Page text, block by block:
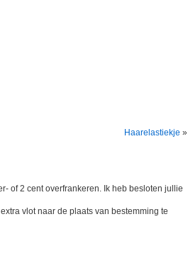
Haarelastiekje »
of 2 cent overfrankeren. Ik heb besloten jullie
vlot naar de plaats van bestemming te